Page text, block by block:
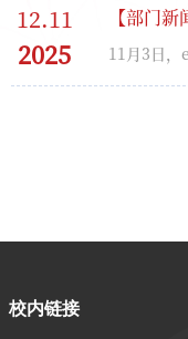
12.11
2025
【部门新
校内链接